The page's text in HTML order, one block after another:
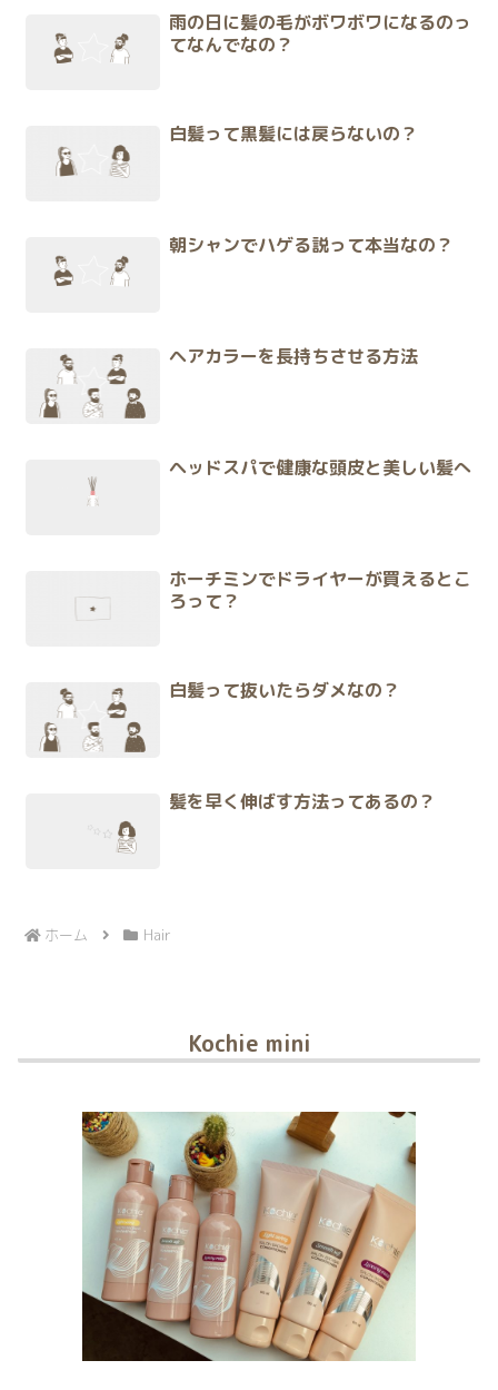
雨の日に髪の毛がボワボワになるのっ
てなんでなの？
白髪って黒髪には戻らないの？
朝シャンでハゲる説って本当なの？
ヘアカラーを長持ちさせる方法
ヘッドスパで健康な頭皮と美しい髪へ
ホーチミンでドライヤーが買えるとこ
ろって？
白髪って抜いたらダメなの？
髪を早く伸ばす方法ってあるの？
ホーム Hair
Kochie mini